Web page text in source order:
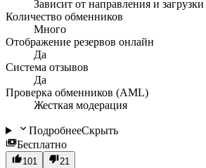
Зависит от направления и загрузки
Количество обменников
Много
Отображение резервов онлайн
Да
Система отзывов
Да
Проверка обменников (AML)
Жесткая модерация
ПодробнееСкрыть
Бесплатно
101 21